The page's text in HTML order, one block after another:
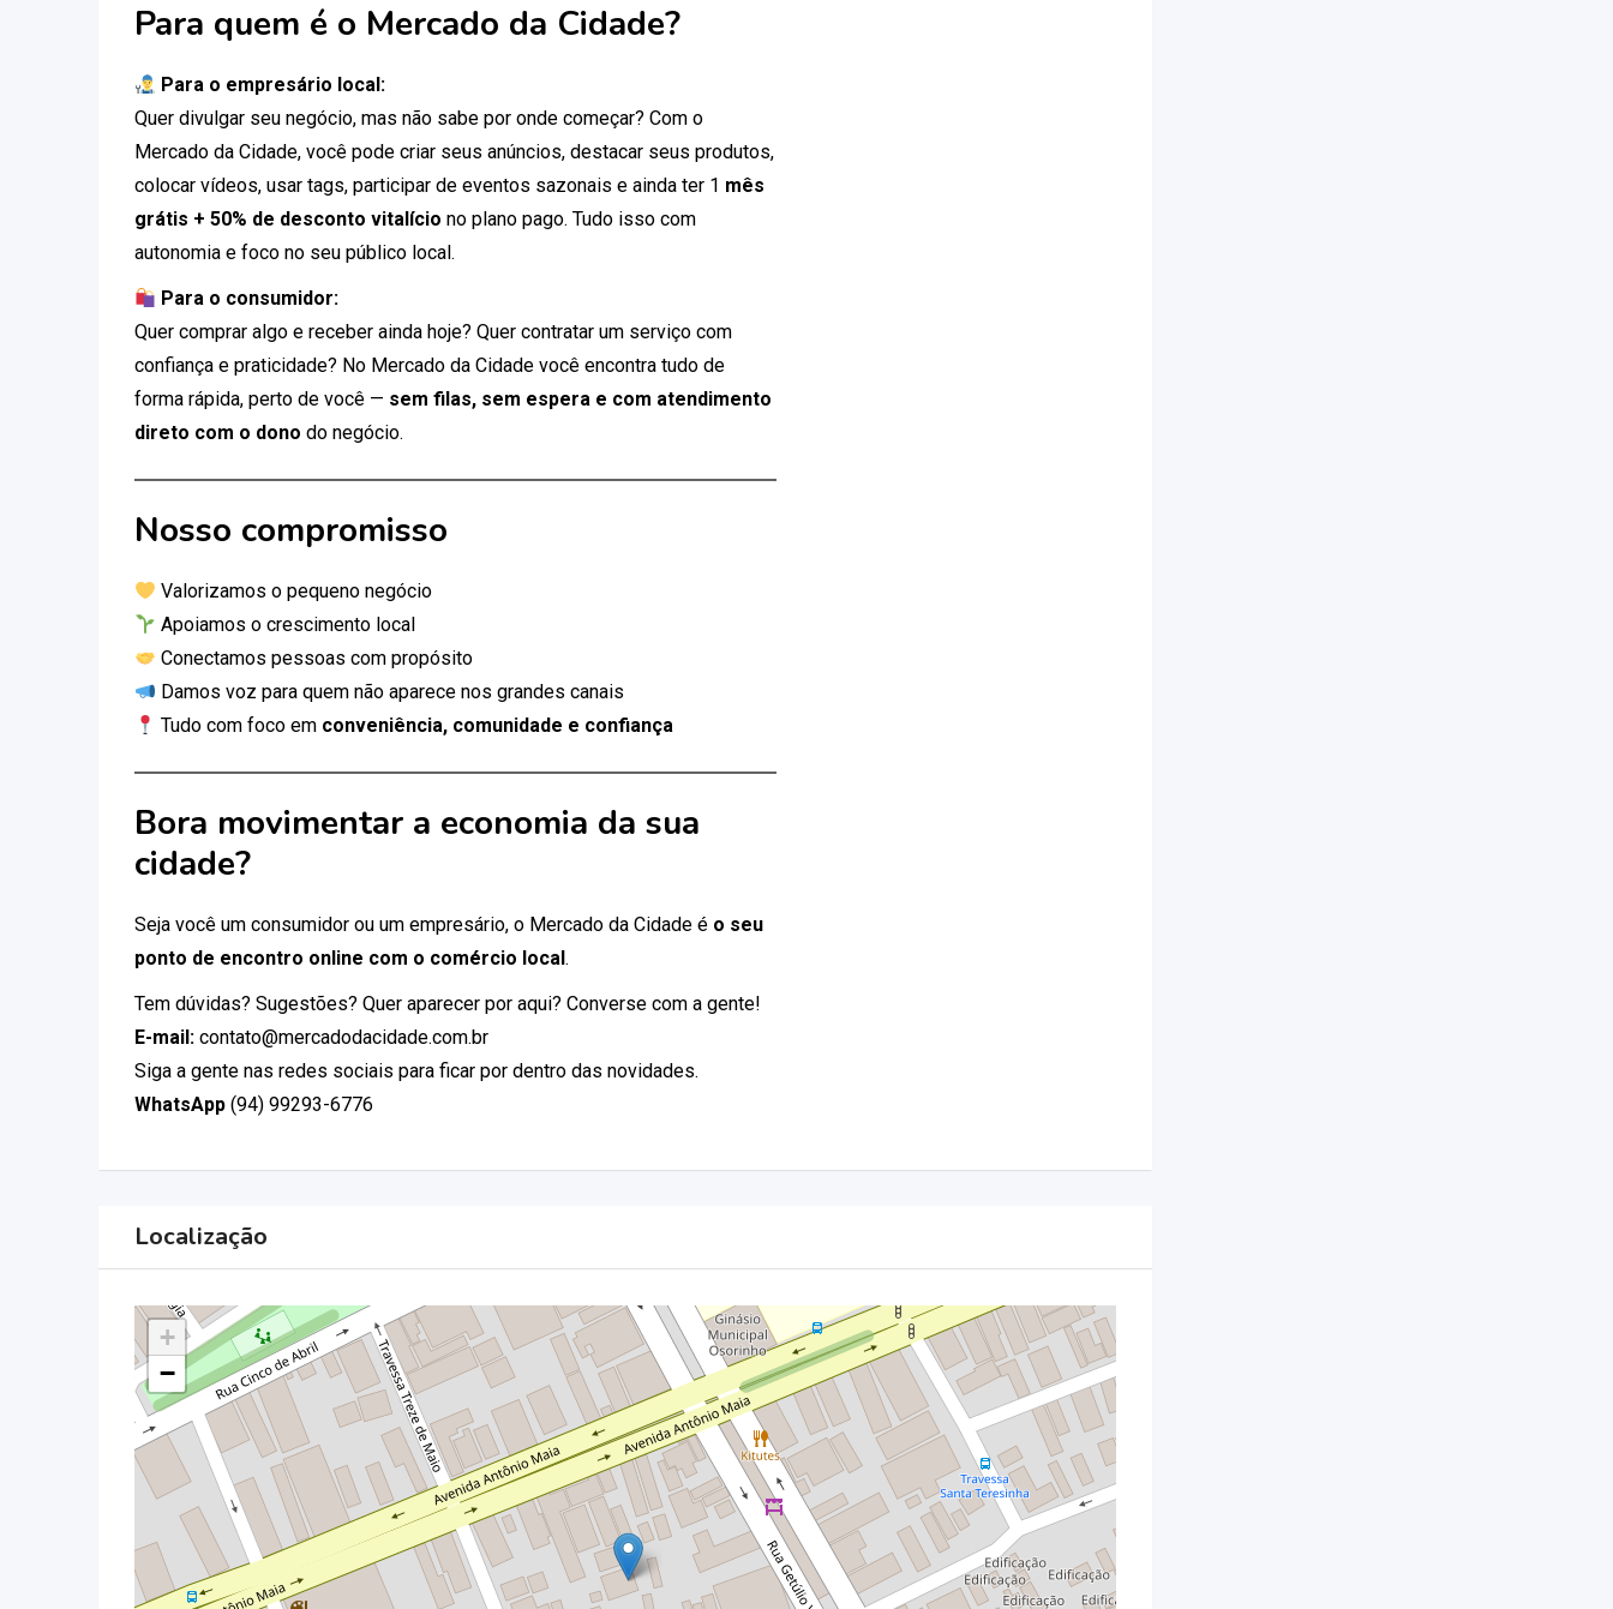
Para quem é o Mercado da Cidade?
Para o empresário local:
Quer divulgar seu negócio, mas não sabe por onde começar? Com o
Mercado da Cidade, você pode criar seus anúncios, destacar seus produtos,
colocar vídeos, usar tags, participar de eventos sazonais e ainda ter 1 mês
grátis + 50% de desconto vitalício no plano pago. Tudo isso com
autonomia e foco no seu público local.
Para o consumidor:
Quer comprar algo e receber ainda hoje? Quer contratar um serviço com
confiança e praticidade? No Mercado da Cidade você encontra tudo de
forma rápida, perto de você — sem filas, sem espera e com atendimento
direto com o dono do negócio.
Nosso compromisso
Valorizamos o pequeno negócio
Apoiamos o crescimento local
Conectamos pessoas com propósito
Damos voz para quem não aparece nos grandes canais
Tudo com foco em conveniência, comunidade e confiança
Bora movimentar a economia da sua
cidade?
Seja você um consumidor ou um empresário, o Mercado da Cidade é o seu
ponto de encontro online com o comércio local.
Tem dúvidas? Sugestões? Quer aparecer por aqui? Converse com a gente!
E-mail: contato@mercadodacidade.com.br
Siga a gente nas redes sociais para ficar por dentro das novidades.
WhatsApp (94) 99293-6776
Localização
+
−